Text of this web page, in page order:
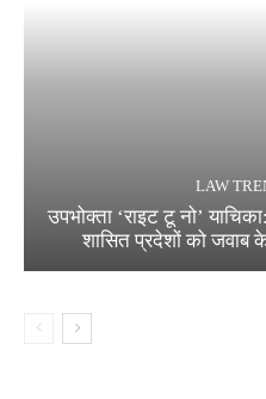
LAW
उपभोक्ता ‘राइट टू नो’
शासित प्रदेशों को जवाब